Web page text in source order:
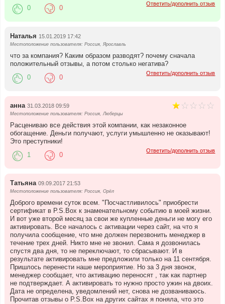
Ответить/дополнить отзыв
0 0
Наталья 15.01.2019 17:42
Местоположение пользователя: Россия, Ярославль
что за компания? Каким образом разводят? почему сначала
положительный отзывы, а потом столько негатива?
Ответить/дополнить отзыв
0 0
анна 31.03.2018 09:59
Местоположение пользователя: Россия, Люберцы
Расцениваю все действия этой компании, как незаконное
обогащение. Деньги получают, услуги умышленно не оказывают!
Это преступники!
Ответить/дополнить отзыв
1 0
Татьяна 09.09.2017 21:53
Местоположение пользователя: Россия, Орёл
Доброго времени суток всем. "Посчастливилось" приобрести
сертификат в P.S.Box к знаменательному событию в моей жизни.
И вот уже второй месяц за свои же купленные деньги не могу его
активировать. Все началось с активации через сайт, на что я
получила сообщение, что мне должен перезвонить менеджер в
течение трех дней. Никто мне не звонил. Сама я дозвонилась
спустя два дня, то не переключают, то сбрасывают. И в
результате активировать мне предложили только на 11 сентября.
Пришлось перенести наше мероприятие. Но за 3 дня звонок,
менеджер сообщает, что активацию переносят , так как партнер
не подтверждает. А активировать то нужно просто ужин на двоих.
Дата не определена, уведомлений нет, снова не дозваниваюсь.
Прочитав отзывы о P.S.Box на других сайтах я поняла, что это